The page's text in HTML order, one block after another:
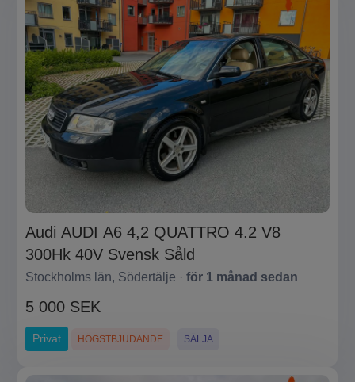
Audi AUDI A6 4,2 QUATTRO 4.2 V8
300Hk 40V Svensk Såld
Stockholms län, Södertälje · för 1 månad sedan
5 000 SEK
Privat HÖGSTBJUDANDE SÄLJA